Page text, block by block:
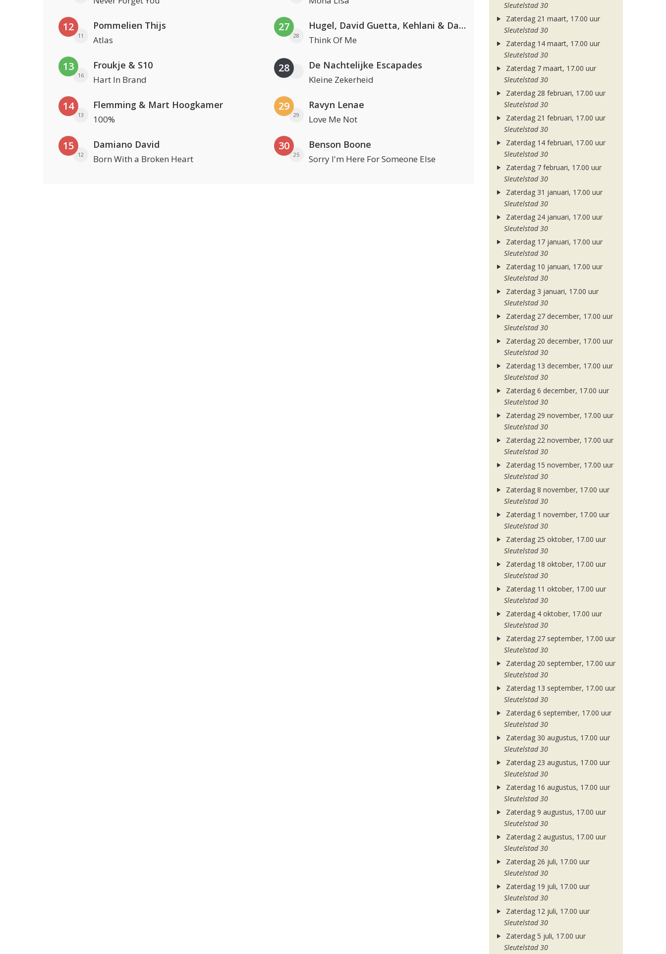
12
11
Pommelien Thijs
Atlas
13
16
Froukje & S10
Hart In Brand
14
13
Flemming & Mart Hoogkamer
100%
15
12
Damiano David
Born With a Broken Heart
27
28
Hugel, David Guetta, Kehlani & Daecolm
Think Of Me
28 De Nachtelijke Escapades
Kleine Zekerheid
29
29
Ravyn Lenae
Love Me Not
30
25
Benson Boone
Sorry I'm Here For Someone Else
Sleutelstad 30
Zaterdag 21 maart, 17.00 uur
Sleutelstad 30
Zaterdag 14 maart, 17.00 uur
Sleutelstad 30
Zaterdag 7 maart, 17.00 uur
Sleutelstad 30
Zaterdag 28 februari, 17.00 uur
Sleutelstad 30
Zaterdag 21 februari, 17.00 uur
Sleutelstad 30
Zaterdag 14 februari, 17.00 uur
Sleutelstad 30
Zaterdag 7 februari, 17.00 uur
Sleutelstad 30
Zaterdag 31 januari, 17.00 uur
Sleutelstad 30
Zaterdag 24 januari, 17.00 uur
Sleutelstad 30
Zaterdag 17 januari, 17.00 uur
Sleutelstad 30
Zaterdag 10 januari, 17.00 uur
Sleutelstad 30
Zaterdag 3 januari, 17.00 uur
Sleutelstad 30
Zaterdag 27 december, 17.00 uur
Sleutelstad 30
Zaterdag 20 december, 17.00 uur
Sleutelstad 30
Zaterdag 13 december, 17.00 uur
Sleutelstad 30
Zaterdag 6 december, 17.00 uur
Sleutelstad 30
Zaterdag 29 november, 17.00 uur
Sleutelstad 30
Zaterdag 22 november, 17.00 uur
Sleutelstad 30
Zaterdag 15 november, 17.00 uur
Sleutelstad 30
Zaterdag 8 november, 17.00 uur
Sleutelstad 30
Zaterdag 1 november, 17.00 uur
Sleutelstad 30
Zaterdag 25 oktober, 17.00 uur
Sleutelstad 30
Zaterdag 18 oktober, 17.00 uur
Sleutelstad 30
Zaterdag 11 oktober, 17.00 uur
Sleutelstad 30
Zaterdag 4 oktober, 17.00 uur
Sleutelstad 30
Zaterdag 27 september, 17.00 uur
Sleutelstad 30
Zaterdag 20 september, 17.00 uur
Sleutelstad 30
Zaterdag 13 september, 17.00 uur
Sleutelstad 30
Zaterdag 6 september, 17.00 uur
Sleutelstad 30
Zaterdag 30 augustus, 17.00 uur
Sleutelstad 30
Zaterdag 23 augustus, 17.00 uur
Sleutelstad 30
Zaterdag 16 augustus, 17.00 uur
Sleutelstad 30
Zaterdag 9 augustus, 17.00 uur
Sleutelstad 30
Zaterdag 2 augustus, 17.00 uur
Sleutelstad 30
Zaterdag 26 juli, 17.00 uur
Sleutelstad 30
Zaterdag 19 juli, 17.00 uur
Sleutelstad 30
Zaterdag 12 juli, 17.00 uur
Sleutelstad 30
Zaterdag 5 juli, 17.00 uur
Sleutelstad 30